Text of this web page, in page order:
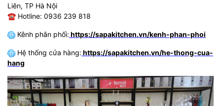
Liên, TP Hà Nội
☎ Hotline: 0936 239 818
Kênh phân phối: https://sapakitchen.vn/kenh-phan-phoi
Hệ thống cửa hàng: https://sapakitchen.vn/he-thong-cua-
hang